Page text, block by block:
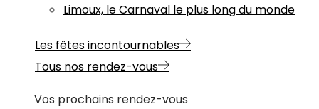
Limoux, le Carnaval le plus long du monde
Les fêtes incontournables
Tous nos rendez-vous
Vos prochains rendez-vous